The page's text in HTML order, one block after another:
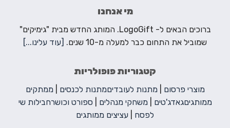
מי אנחנו
ברוכים הבאים ל- LogoGift. המותג החדש מבית "גימיקים"
שמוביל את התחום כבר למעלה מ-10 שנים.
[עוד עלינו...]
קטגוריות פופולריות
מוצרי פרסום מתנות לעובדיםמתנות לכנסים
ממתקים
ממותגיםגאדג'טים משחקי מנהלים ספורט וכושרחבילות שי
לפסח
עציצים ממותגים